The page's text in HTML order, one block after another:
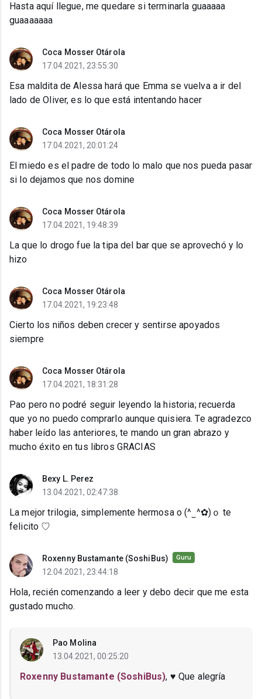
Hasta aquí llegue, me quedare si terminarla guaaaaa
guaaaaaaa
Coca Mosser Otárola
17.04.2021, 23:55:30
Esa maldita de Alessa hará que Emma se vuelva a ir del
lado de Oliver, es lo que está intentando hacer
Coca Mosser Otárola
17.04.2021, 20:01:24
El miedo es el padre de todo lo malo que nos pueda pasar
si lo dejamos que nos domine
Coca Mosser Otárola
17.04.2021, 19:48:39
La que lo drogo fue la tipa del bar que se aprovechó y lo
hizo
Coca Mosser Otárola
17.04.2021, 19:23:48
Cierto los niños deben crecer y sentirse apoyados
siempre
Coca Mosser Otárola
17.04.2021, 18:31:28
Pao pero no podré seguir leyendo la historia; recuerda
que yo no puedo comprarlo aunque quisiera. Te agradezco
haber leído las anteriores, te mando un gran abrazo y
mucho éxito en tus libros GRACIAS
Bexy L. Perez
13.04.2021, 02:47:38
La mejor trilogia, simplemente hermosa o (^‿^✿)ｏ te
felicito ♡
Roxenny Bustamante (SoshiBus) Guru
12.04.2021, 23:44:18
Hola, recién comenzando a leer y debo decir que me esta
gustado mucho.
Pao Molina
13.04.2021, 00:25:20
Roxenny Bustamante (SoshiBus), ♥ Que alegría